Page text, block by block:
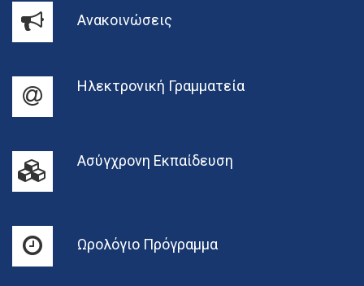
Ανακοινώσεις
Ηλεκτρονική Γραμματεία
Ασύγχρονη Εκπαίδευση
Ωρολόγιο Πρόγραμμα